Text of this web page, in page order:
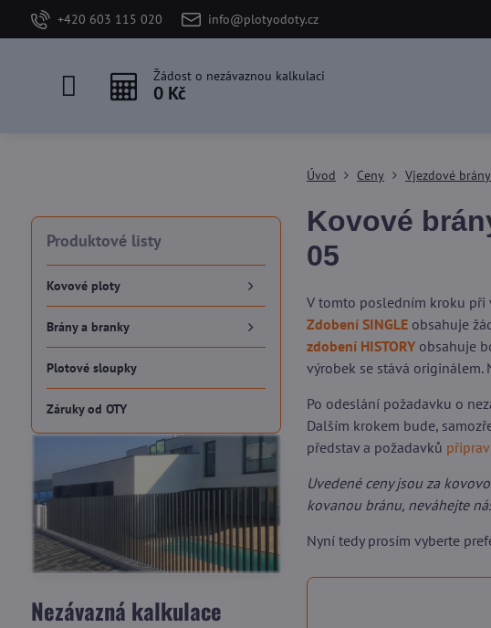
+420 603 115 020 info@plotyodoty.cz
Žádost o nezávaznou kalkulaci
0 Kč
Úvod Ceny Vjezdové brány
Kovové
05
V tomto posledním kroku při
Zdobení SINGLE obsahuje
zdobení HISTORYobsahuje
výrobek se stává
Po odeslání požadavku o
Dalším krokem bude,
představ a požadavků
Uvedené ceny jsou za
kovanou bránu, neváhejte
Nyní tedy prosím vyberte
Produktové listy
Kovové ploty
Brány a branky
Plotové sloupky
Záruky od OTY
Nezávazná kalkulace